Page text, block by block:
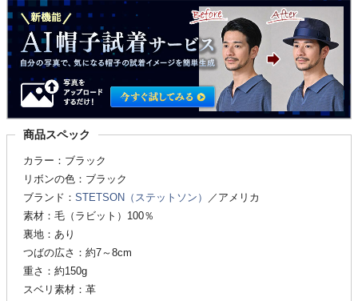
商品スペック
カラー：ブラック
リボンの色：ブラック
ブランド： STETSON（ステットソン）
／アメリカ
素材：毛（ラビット）100％
裏地：あり
つばの広さ：約7～8cm
重さ：約150g
スベリ素材：革